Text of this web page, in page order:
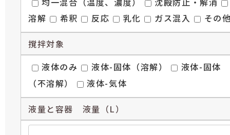
溶解
希釈 反応 乳化 ガス混入 その
撹拌対象
液体のみ
液体-固体（溶解）
液体-固体
（不溶解）
液体-気体
液量と容器 液量（L）